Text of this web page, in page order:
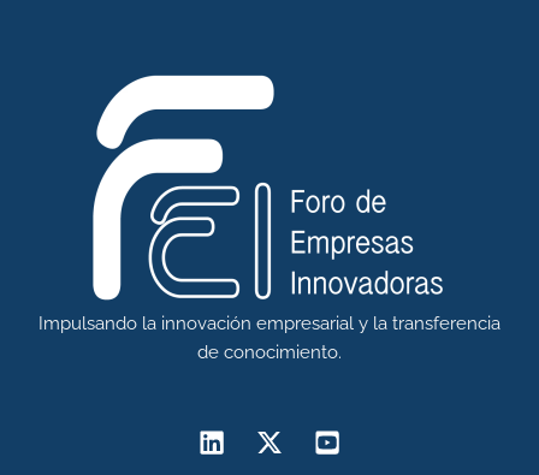
Impulsando la innovación empresarial y la transferencia
de conocimiento.